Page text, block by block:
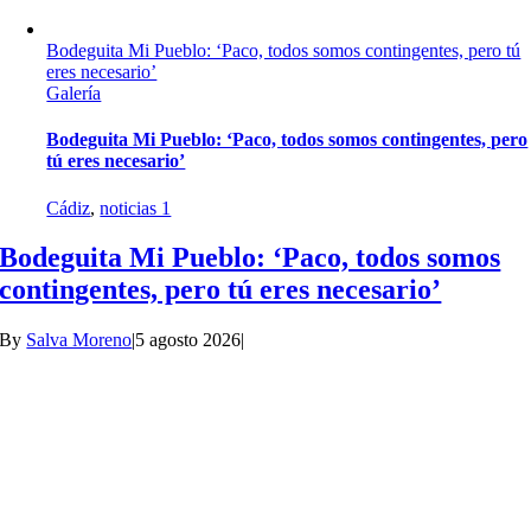
Bodeguita Mi Pueblo: ‘Paco, todos somos contingentes, pero tú
eres necesario’
Galería
Bodeguita Mi Pueblo: ‘Paco, todos somos contingentes, pero
tú eres necesario’
Cádiz,noticias 1
Bodeguita Mi Pueblo: ‘Paco, todos somos
contingentes, pero tú eres necesario’
By Salva Moreno|5 agosto 2026|